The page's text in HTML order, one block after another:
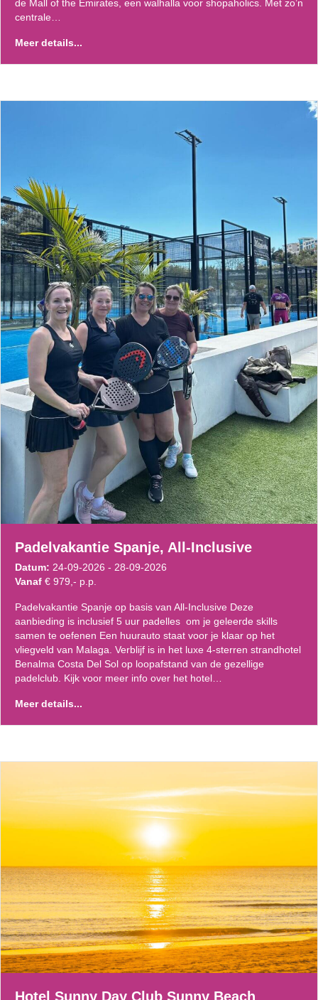
de Mall of the Emirates, een walhalla voor shopaholics. Met zo’n
centrale…
Meer details...
Padelvakantie Spanje, All-Inclusive
Datum: 24-09-2026 - 28-09-2026
Vanaf € 979,- p.p.
Padelvakantie Spanje op basis van All-Inclusive Deze
aanbieding is inclusief 5 uur padelles om je geleerde skills
samen te oefenen Een huurauto staat voor je klaar op het
vliegveld van Malaga. Verblijf is in het luxe 4-sterren strandhotel
Benalma Costa Del Sol op loopafstand van de gezellige
padelclub. Kijk voor meer info over het hotel…
Meer details...
Hotel Sunny Day Club Sunny Beach